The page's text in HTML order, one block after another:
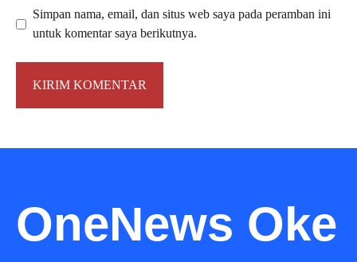
Simpan nama, email, dan situs web saya pada peramban ini
untuk komentar saya berikutnya.
OneNews Oke